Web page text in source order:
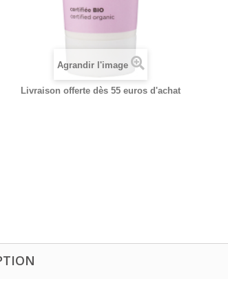
Agrandir l'image
Livraison offerte dès 55 euros d'achat